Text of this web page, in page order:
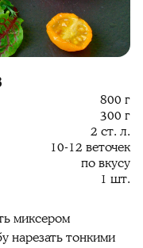
800 г
300 г
2 ст. л.
10-12 веточек
по вкусу
1 шт.
миксером
нарезать тонкими